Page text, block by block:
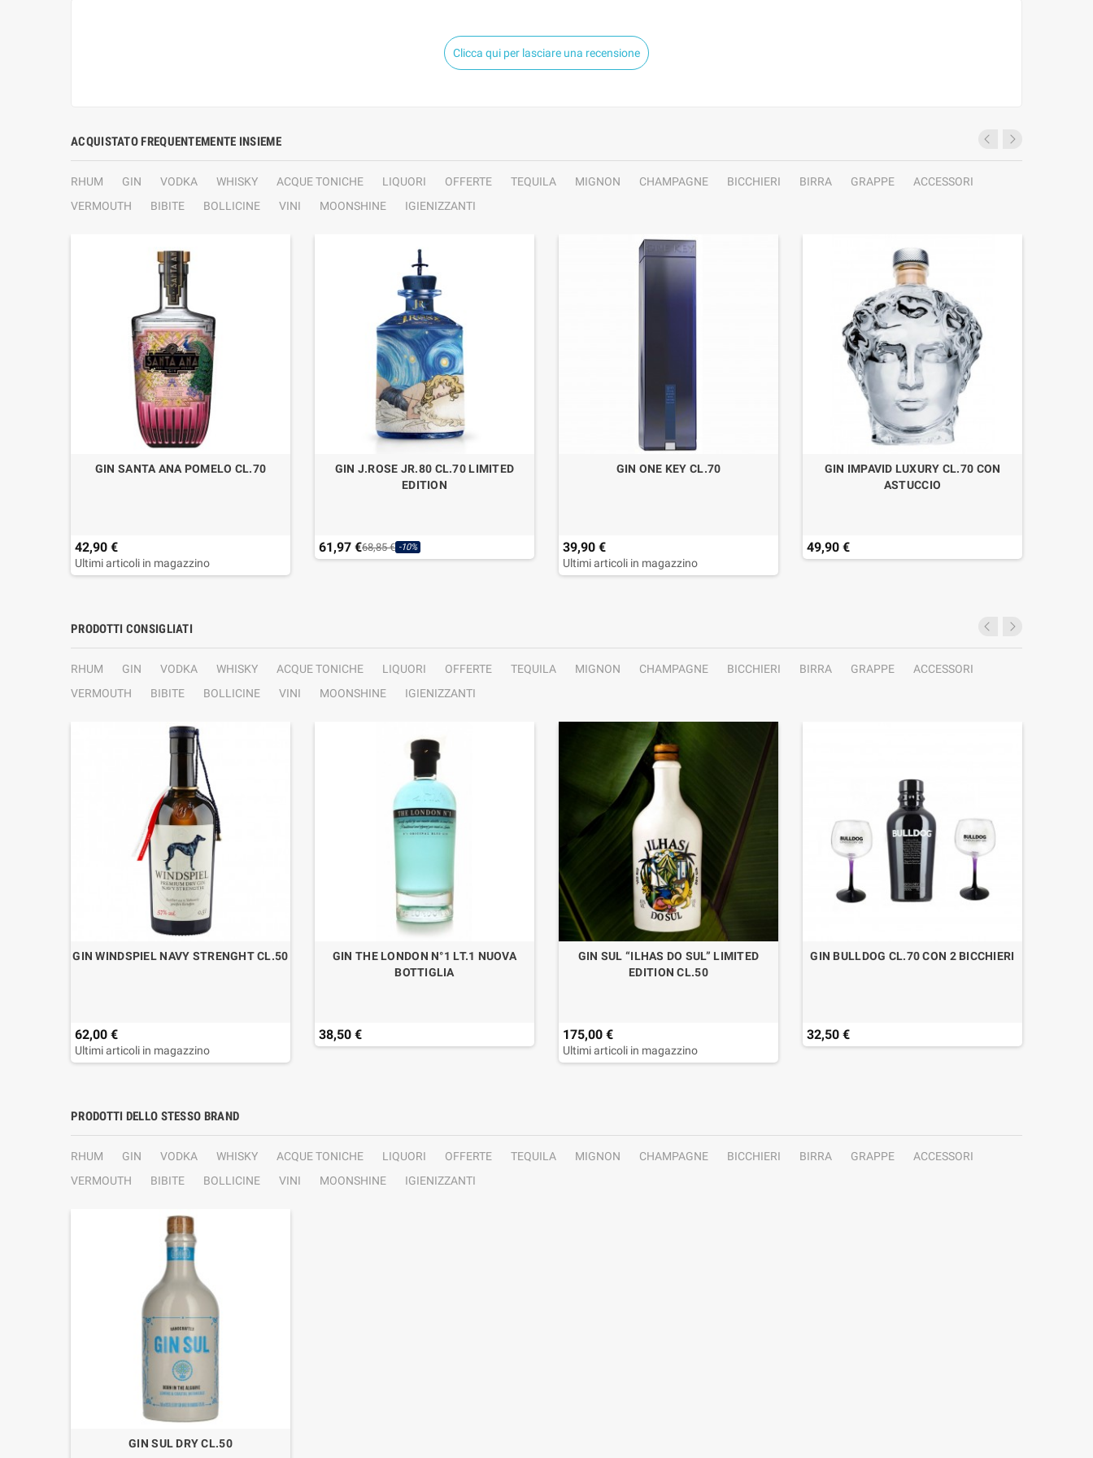
Clicca qui per lasciare una recensione
ACQUISTATO FREQUENTEMENTE INSIEME
RHUM GIN VODKA WHISKY ACQUE TONICHE LIQUORI OFFERTE TEQUILA MIGNON CHAMPAGNE BICCHIERI BIRRA GRAPPE
ACCESSORI
VERMOUTH
BIBITE BOLLICINE VINI MOONSHINE IGIENIZZANTI
GIN SANTA ANA POMELO CL.70
42,90 €
Ultimi articoli in magazzino
GIN J.ROSE JR.80 CL.70 LIMITED
EDITION
61,97 €68,85 € -10%
GIN ONE KEY CL.70
39,90 €
Ultimi articoli in magazzino
GIN IMPAVID LUXURY CL.70 CON
ASTUCCIO
49,90 €
PRODOTTI CONSIGLIATI
RHUM GIN VODKA WHISKY ACQUE TONICHE LIQUORI OFFERTE TEQUILA MIGNON CHAMPAGNE BICCHIERI BIRRA GRAPPE
ACCESSORI
VERMOUTH
BIBITE BOLLICINE VINI MOONSHINE IGIENIZZANTI
GIN WINDSPIEL NAVY STRENGHT CL.50
62,00 €
Ultimi articoli in magazzino
GIN THE LONDON N°1 LT.1 NUOVA
BOTTIGLIA
38,50 €
GIN SUL “ILHAS DO SUL” LIMITED
EDITION CL.50
175,00 €
Ultimi articoli in magazzino
GIN BULLDOG CL.70 CON 2 BICCHIERI
32,50 €
PRODOTTI DELLO STESSO BRAND
RHUM GIN VODKA WHISKY ACQUE TONICHE LIQUORI OFFERTE TEQUILA MIGNON CHAMPAGNE BICCHIERI BIRRA GRAPPE
ACCESSORI
VERMOUTH
BIBITE BOLLICINE VINI MOONSHINE IGIENIZZANTI
GIN SUL DRY CL.50